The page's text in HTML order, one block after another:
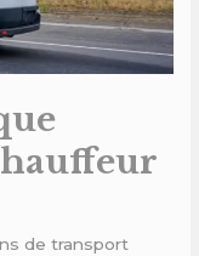
de transport